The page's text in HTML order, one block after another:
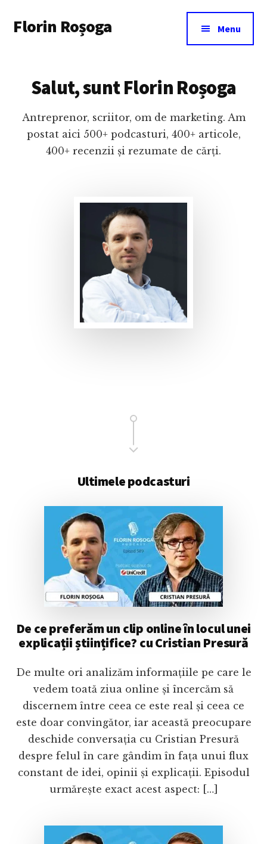
main
menu
Florin Roșoga Menu
Salut, sunt Florin Roșoga
Antreprenor, scriitor, om de marketing. Am
postat aici 500+ podcasturi, 400+ articole,
400+ recenzii și rezumate de cărți.
Ultimele podcasturi
De ce preferăm un clip online în locul unei
explicații științifice? cu Cristian Presură
De multe ori analizăm informațiile pe care le
vedem toată ziua online și încercăm să
discernem între ceea ce este real și ceea ce
este doar convingător, iar această preocupare
deschide conversația cu Cristian Presură
despre felul în care gândim în fața unui flux
constant de idei, opinii și explicații. Episodul
urmărește exact acest aspect: […]